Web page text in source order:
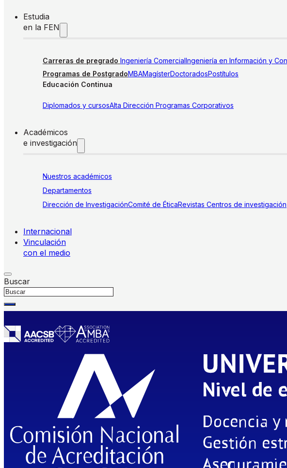
Estudia
en la FEN
Carreras de pregrado Ingeniería ComercialIngeniería en Información y
Programas de PostgradoMBAMagísterDoctoradosPostítulos
Educación Continua
Diplomados y cursosAlta Dirección Programas Corporativos
Académicos
e investigación
Nuestros académicos
Departamentos
Dirección de InvestigaciónComité de ÉticaRevistas Centros de investigación
Internacional
Vinculación
con el medio
Buscar